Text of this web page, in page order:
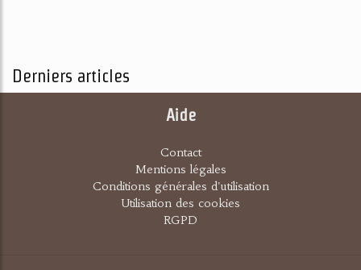
Derniers articles
Aide
Contact
Mentions légales
Conditions générales d'utilisation
Utilisation des cookies
RGPD